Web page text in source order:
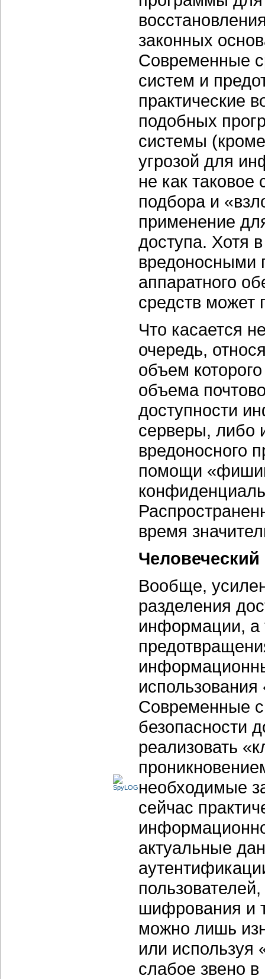
законных
Современные
систем и
практические
подобных
системы
угрозой для
не как таковое
подбора и
применение
доступа. Хотя
вредоносными
аппаратного
средств может
Что касается
очередь,
объем
объема
доступности
серверы, либо
вредоносного
помощи
время
Вообще,
разделения
информации, а
использования
Современные
безопасности
реализовать
необходимые
сейчас
актуальные
шифрования и
можно лишь
или используя
слабое звено